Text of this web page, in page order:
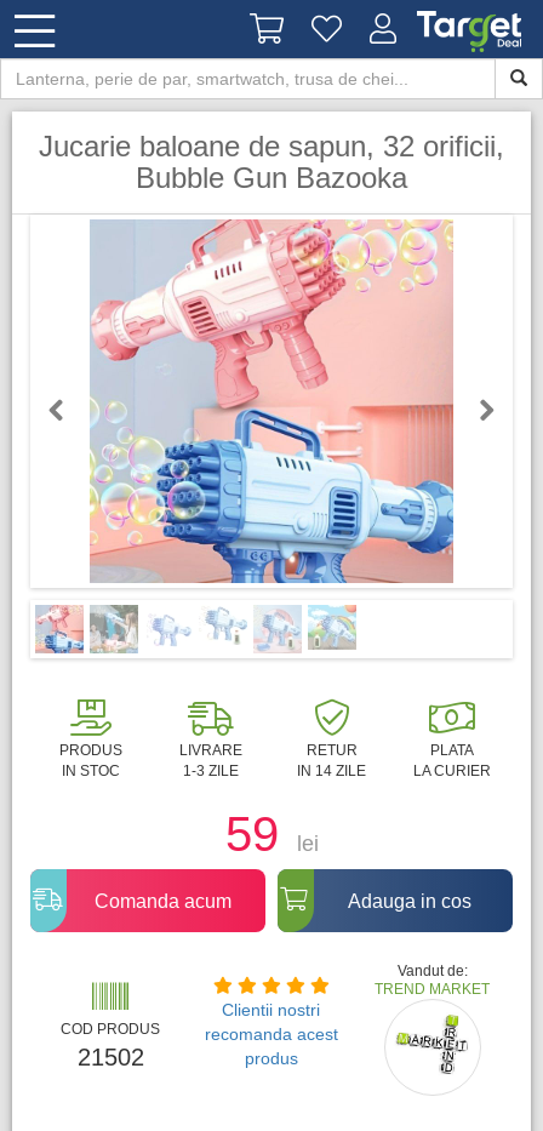
Jucarie baloane de sapun, 32 orificii,
Bubble Gun Bazooka
Previous
PRODUS
IN STOC
LIVRARE
1-3 ZILE
RETUR
IN 14 ZILE
PLATA
LA CURIER
59 lei
Comanda acum Adauga in cos
COD PRODUS
21502
Clientii nostri
recomanda acest
produs
Vandut de:
TREND MARKET